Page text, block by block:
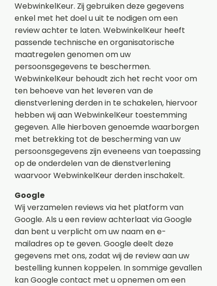
WebwinkelKeur. Zij gebruiken deze gegevens
enkel met het doel u uit te nodigen om een
review achter te laten. WebwinkelKeur heeft
passende technische en organisatorische
maatregelen genomen om uw
persoonsgegevens te beschermen.
WebwinkelKeur behoudt zich het recht voor om
ten behoeve van het leveren van de
dienstverlening derden in te schakelen, hiervoor
hebben wij aan WebwinkelKeur toestemming
gegeven. Alle hierboven genoemde waarborgen
met betrekking tot de bescherming van uw
persoonsgegevens zijn eveneens van toepassing
op de onderdelen van de dienstverlening
waarvoor WebwinkelKeur derden inschakelt.
Google
Wij verzamelen reviews via het platform van
Google. Als u een review achterlaat via Google
dan bent u verplicht om uw naam en e-
mailadres op te geven. Google deelt deze
gegevens met ons, zodat wij de review aan uw
bestelling kunnen koppelen. In sommige gevallen
kan Google contact met u opnemen om een